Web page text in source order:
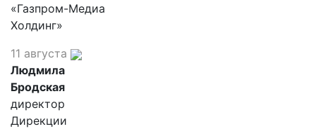
«Газпром-Медиа
Холдинг»
11 августа
Людмила
Бродская
директор
Дирекции